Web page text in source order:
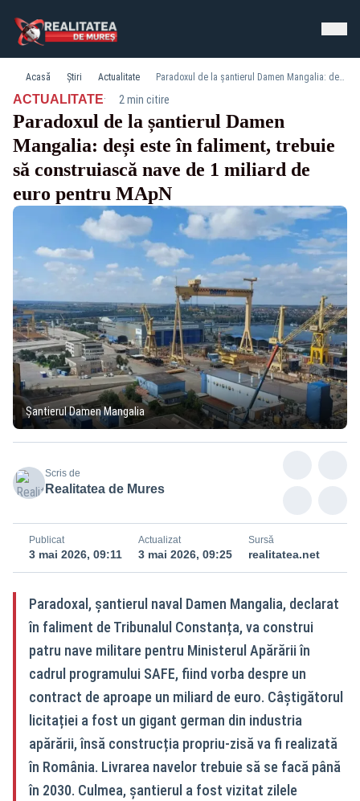
Acasă Știri Actualitate Paradoxul de la șantierul Damen Mangalia: deși este în faliment, trebuie să construiască nave de 1 miliard de euro pentru MApN
ACTUALITATE· 2 min citire
Paradoxul de la șantierul Damen
Mangalia: deși este în faliment, trebuie
să construiască nave de 1 miliard de
euro pentru MApN
Șantierul Damen Mangalia
Scris de
Realitatea de Mures
Publicat
3 mai 2026, 09:11
Actualizat
3 mai 2026, 09:25
Sursă
realitatea.net
Paradoxal, șantierul naval Damen Mangalia, declarat
în faliment de Tribunalul Constanța, va construi
patru nave militare pentru Ministerul Apărării în
cadrul programului SAFE, fiind vorba despre un
contract de aproape un miliard de euro. Câștigătorul
licitației a fost un gigant german din industria
apărării, însă construcția propriu-zisă va fi realizată
în România. Livrarea navelor trebuie să se facă până
în 2030. Culmea, șantierul a fost vizitat zilele